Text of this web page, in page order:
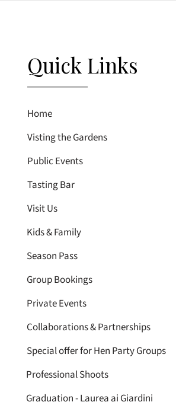
Quick Links
Home
Visting the Gardens
Public Events
Tasting Bar
Visit Us
Kids & Family
Season Pass
Group Bookings
Private Events
Collaborations & Partnerships
Special offer for Hen Party Groups
Professional Shoots
Graduation - Laurea ai Giardini